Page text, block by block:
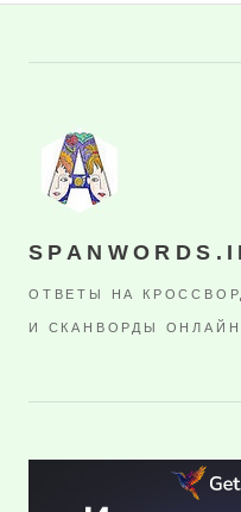
ОТВЕТЫ НА
И СКАНВОРДЫ ОНЛАЙН